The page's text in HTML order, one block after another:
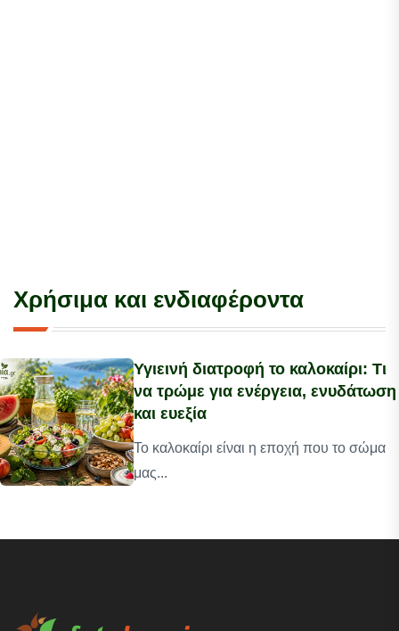
Χρήσιμα και ενδιαφέροντα
Υγιεινή διατροφή το καλοκαίρι: Τι
να τρώμε για ενέργεια, ενυδάτωση
και ευεξία
Το καλοκαίρι είναι η εποχή που το σώμα
μας...